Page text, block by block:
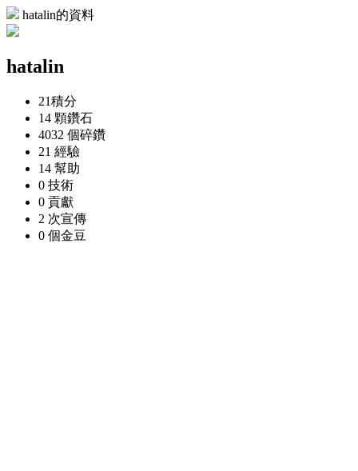
hatalin的資料
hatalin
21積分
14 顆鑽石
4032 個碎鑽
21 經驗
14 幫助
0 技術
0 貢獻
2 次宣傳
0 個金豆